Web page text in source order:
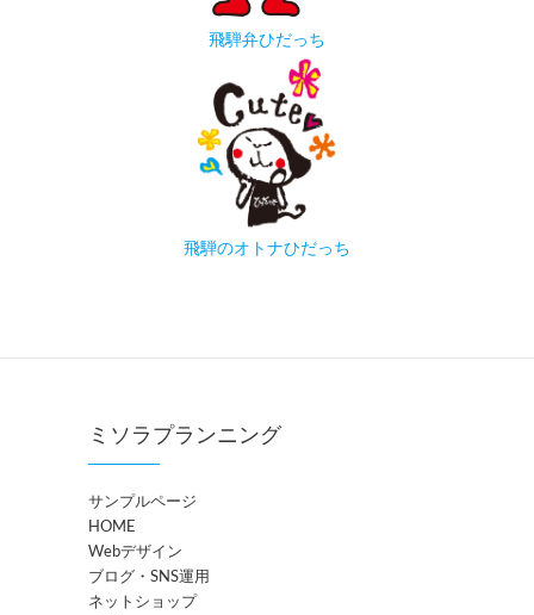
飛騨弁ひだっち
飛騨のオトナひだっち
ミソラプランニング
サンプルページ
HOME
Webデザイン
ブログ・SNS運用
ネットショップ